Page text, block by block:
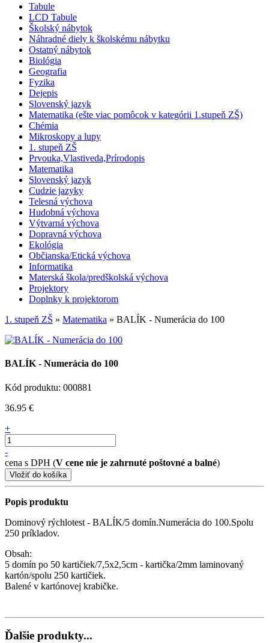
Tabule
LCD Tabule
Školský nábytok
Náhradné diely k školskému nábytku
Ostatný nábytok
Biológia
Geografia
Fyzika
Dejepis
Slovenský jazyk
Matematika (ešte viac pomôcok v kategórii 1.stupeň ZŠ)
Chémia
Mikroskopy a lupy
1. stupeň ZŠ
Prvouka,Vlastiveda,Prírodopis
Matematika
Slovenský jazyk
Cudzie jazyky
Telesná výchova
Hudobná výchova
Výtvarná výchova
Dopravná výchova
Ekológia
Občianska/Etická výchova
Informatika
Materská škola/predškolská výchova
Projektory
Doplnky k projektorom
1. stupeň ZŠ » Matematika » BALÍK - Numerácia do 100
BALÍK - Numerácia do 100
Kód produktu: 000881
36.95 €
+
-
cena s DPH (V cene nie je zahrnuté poštovné a balné)
Popis produktu
Dominový rýchlotest - BALÍK/5 domín.Numerácia do 100.Spolu
250 príkladov.
Obsah:
5 domín po 50 kartičiek/7,5x2,5cm - kartička/2mm laminovaný
kartón/spolu 250 kartičiek.
Balené v kartónovej krabičke.
Ďalšie produkty...